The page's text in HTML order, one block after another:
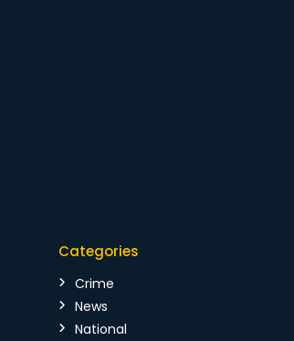
Categories
Crime
News
National